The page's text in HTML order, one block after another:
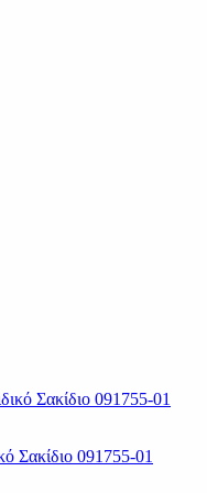
Σακίδιο 091755-01